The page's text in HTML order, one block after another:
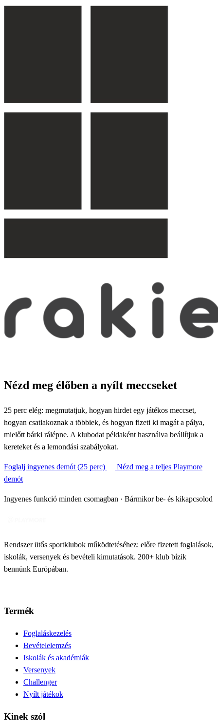
Nézd meg élőben a nyílt meccseket
25 perc elég: megmutatjuk, hogyan hirdet egy játékos meccset,
hogyan csatlakoznak a többiek, és hogyan fizeti ki magát a pálya,
mielőtt bárki rálépne. A klubodat példaként használva beállítjuk a
kereteket és a lemondási szabályokat.
Foglalj ingyenes demót (25 perc)
Nézd meg a teljes Playmore
demót
Ingyenes funkció minden csomagban · Bármikor be- és kikapcsolod
Rendszer ütős sportklubok működtetéséhez: előre fizetett foglalások,
iskolák, versenyek és bevételi kimutatások. 200+ klub bízik
bennünk Európában.
Termék
Foglaláskezelés
Bevételelemzés
Iskolák és akadémiák
Versenyek
Challenger
Nyílt játékok
Kinek szól